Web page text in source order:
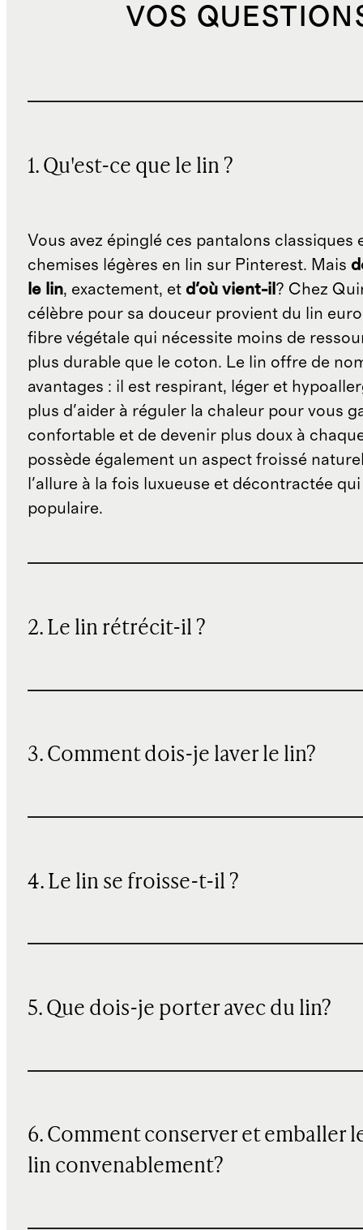
VOS
1. Qu'est-ce que le lin ?
Vous avez épinglé ces pantalons classiques
chemises légères en lin sur Pinterest. Mais
le lin, exactement, et d'où vient-il ? Chez
célèbre pour sa douceur provient du lin
fibre végétale qui nécessite moins de
plus durable que le coton. Le lin offre de
avantages : il est respirant, léger et
plus d'aider à réguler la chaleur pour vous
confortable et de devenir plus doux à
possède également un aspect froissé
l'allure à la fois luxueuse et décontractée
populaire.
2. Le lin rétrécit-il ?
3. Comment dois-je laver le lin?
4. Le lin se froisse-t-il ?
5. Que dois-je porter avec du lin?
6. Comment conserver et emballer
lin convenablement?